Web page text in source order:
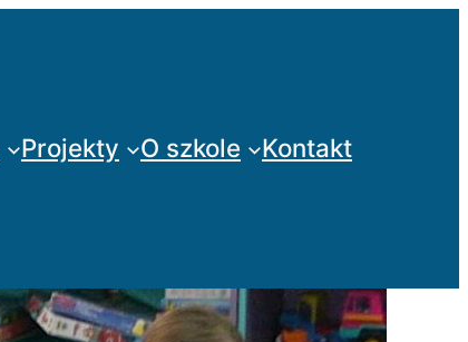
Projekty O szkole Kontakt